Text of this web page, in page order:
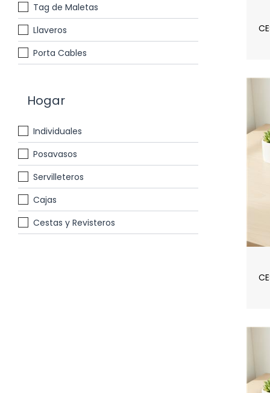
Tag de Maletas
Llaveros
Porta Cables
Hogar
Individuales
Posavasos
Servilleteros
Cajas
Cestas y Revisteros